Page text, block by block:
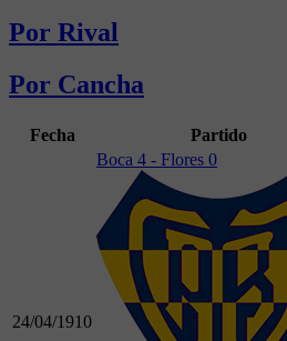
Por Rival
Por Cancha
Fecha Partido
24/04/1910
Boca 4 - Flores 0